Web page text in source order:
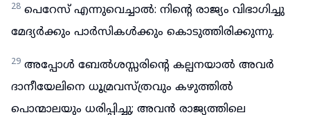
28 പെറേസ് എന്നുവെച്ചാൽ: നിന്റെ രാജ്യം വിഭാഗിച്ചു
മേദ്യർക്കും പാർസികൾക്കും കൊടുത്തിരിക്കുന്നു.
29 അപ്പോൾ ബേൽശസ്സരിന്റെ കല്പനയാൽ അവർ
ദാനീയേലിനെ ധൂമ്രവസ്ത്രവും കഴുത്തിൽ
പൊന്മാലയും ധരിപ്പിച്ചു; അവൻ രാജ്യത്തിലെ